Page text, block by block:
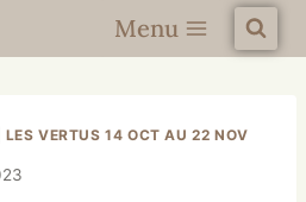
Menu
LES VERTUS 14 OCT AU 22 NOV